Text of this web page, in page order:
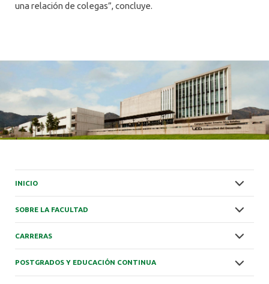
una relación de colegas”, concluye.
INICIO
SOBRE LA FACULTAD
CARRERAS
POSTGRADOS Y EDUCACIÓN CONTINUA